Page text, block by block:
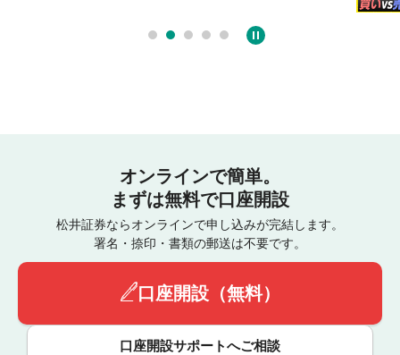
オンラインで簡単。
まずは無料で口座開設
松井証券ならオンラインで申し込みが完結します。
署名・捺印・書類の郵送は不要です。
口座開設（無料）
口座開設サポートへご相談